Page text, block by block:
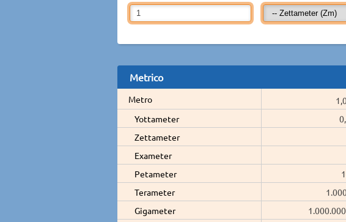
Metrico
Metro
Yottameter
Zettameter
Exameter
Petameter
Terameter
Gigameter